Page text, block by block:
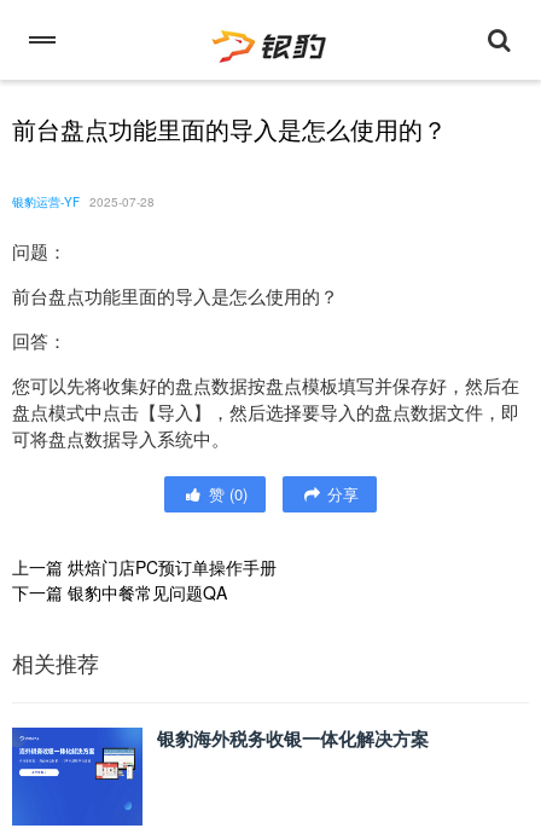
前台盘点功能里面的导入是怎么使用的？
银豹运营-YF 2025-07-28
问题：
前台盘点功能里面的导入是怎么使用的？
回答：
您可以先将收集好的盘点数据按盘点模板填写并保存好，然后在
盘点模式中点击【导入】，然后选择要导入的盘点数据文件，即
可将盘点数据导入系统中。
赞 (0) 分享
上一篇 烘焙门店PC预订单操作手册
下一篇 银豹中餐常见问题QA
相关推荐
银豹海外税务收银一体化解决方案